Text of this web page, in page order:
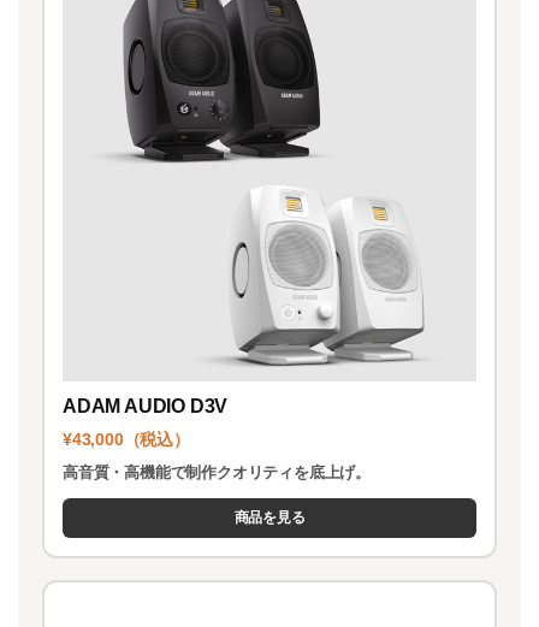
ADAM AUDIO D3V
¥43,000（税込）
高音質・高機能で制作クオリティを底上げ。
商品を見る